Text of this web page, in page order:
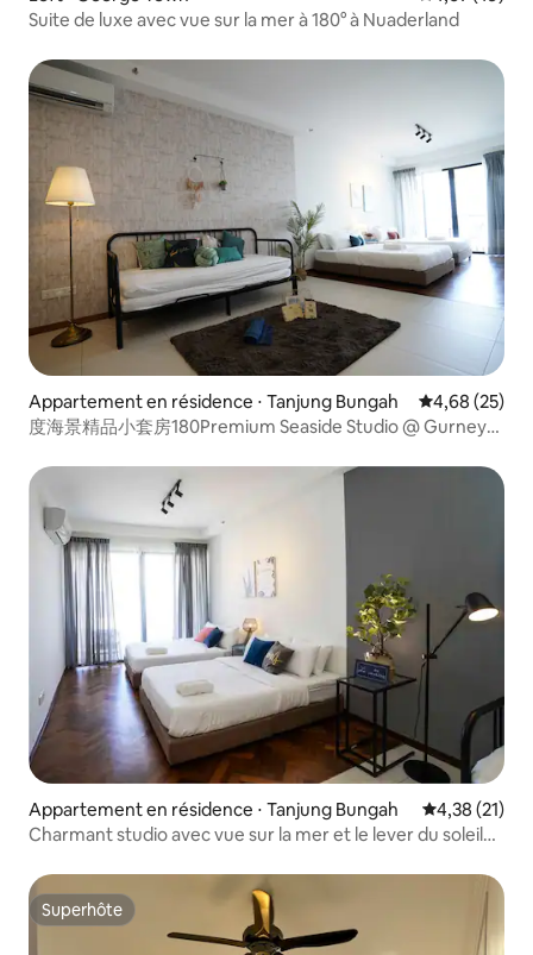
Suite de luxe avec vue sur la mer à 180° à Nuaderland
Appartement en résidence ⋅ Tanjung Bungah Évaluation
4,68 (25)
度海景精品小套房180Premium Seaside Studio @ Gurney
Appartement en résidence ⋅ Tanjung Bungah Évaluation
4,38 (21)
Charmant studio avec vue sur la mer et le lever du soleil
Superhôte
Superhôte